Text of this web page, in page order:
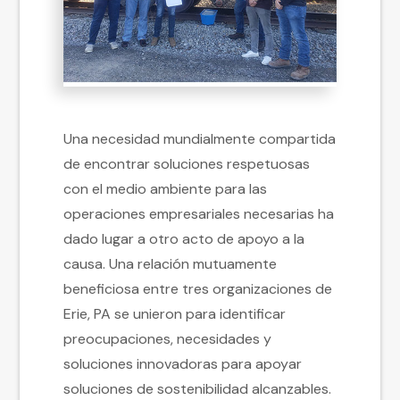
Una necesidad mundialmente compartida
de encontrar soluciones respetuosas
con el medio ambiente para las
operaciones empresariales necesarias ha
dado lugar a otro acto de apoyo a la
causa. Una relación mutuamente
beneficiosa entre tres organizaciones de
Erie, PA se unieron para identificar
preocupaciones, necesidades y
soluciones innovadoras para apoyar
soluciones de sostenibilidad alcanzables.